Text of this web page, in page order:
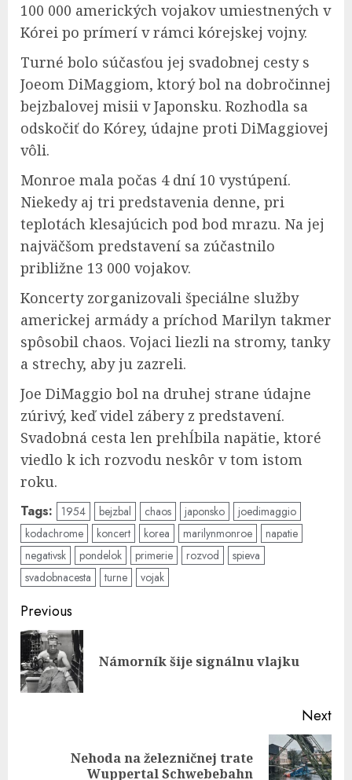
100 000 amerických vojakov umiestnených v
Kórei po prímerí v rámci kórejskej vojny.
Turné bolo súčasťou jej svadobnej cesty s
Joeom DiMaggiom, ktorý bol na dobročinnej
bejzbalovej misii v Japonsku. Rozhodla sa
odskočiť do Kórey, údajne proti DiMaggiovej
vôli.
Monroe mala počas 4 dní 10 vystúpení.
Niekedy aj tri predstavenia denne, pri
teplotách klesajúcich pod bod mrazu. Na jej
najväčšom predstavení sa zúčastnilo
približne 13 000 vojakov.
Koncerty zorganizovali špeciálne služby
americkej armády a príchod Marilyn takmer
spôsobil chaos. Vojaci liezli na stromy, tanky
a strechy, aby ju zazreli.
Joe DiMaggio bol na druhej strane údajne
zúrivý, keď videl zábery z predstavení.
Svadobná cesta len prehĺbila napätie, ktoré
viedlo k ich rozvodu neskôr v tom istom
roku.
Tags: 1954 bejzbal chaos japonsko
joedimaggio
kodachrome
koncert korea marilynmonroe
napatie
negativsk
pondelok primerie rozvod
spieva
svadobnacesta
turne vojak
Post
navigation
Previous
Námorník šije signálnu vlajku
Next
Nehoda na železničnej trate
Wuppertal Schwebebahn